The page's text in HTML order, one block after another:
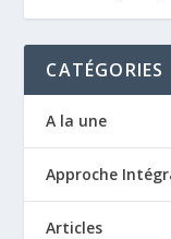
CATÉGORIES
A la une
Approche
Articles